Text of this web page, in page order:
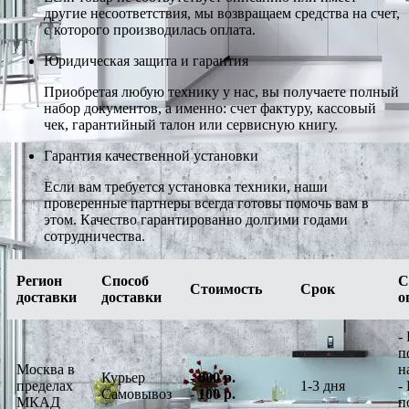
другие несоответствия, мы возвращаем средства на счет,
с которого производилась оплата.
Юридическая защита и гарантия
Приобретая любую технику у нас, вы получаете полный
набор документов, а именно: счет фактуру, кассовый
чек, гарантийный талон или сервисную книгу.
Гарантия качественной установки
Если вам требуется установка техники, наши
проверенные партнеры всегда готовы помочь вам в
этом. Качество гарантированно долгими годами
сотрудничества.
Регион
доставки
Способ
доставки
Стоимость Срок
Москва в
пределах
МКАД
Курьер
Самовывоз
-600 р.
-100 р.
1-3 дня
-
-